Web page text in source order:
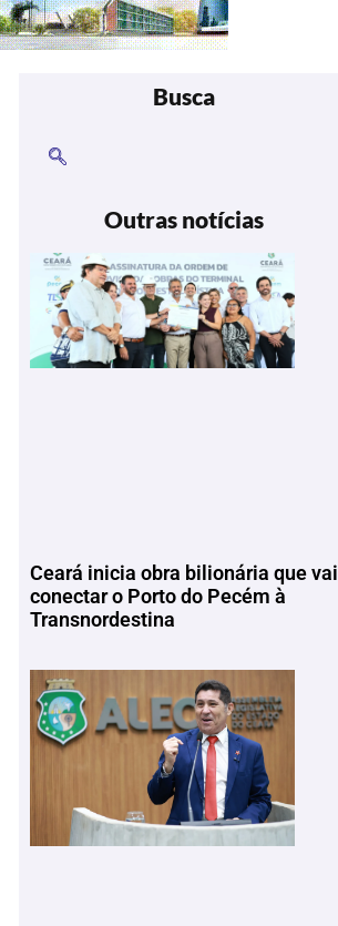
Busca
Outras notícias
Ceará inicia obra bilionária que vai
conectar o Porto do Pecém à
Transnordestina